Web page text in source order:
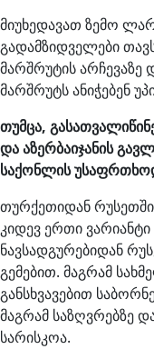
მიუხედავათ ზემო
გადამზიდველები თავს
მარშრუტის
მარშრუტს ანიჭებენ
თუმცა,
და აზერბაიჯანის
საქონლის
თურქეთიდან
კიდევ ერთი
ნავსადგურებიდან
გემებით. მაგრამ
განსხვავებით
მაგრამ საზღვრებზე
სარისკოა.